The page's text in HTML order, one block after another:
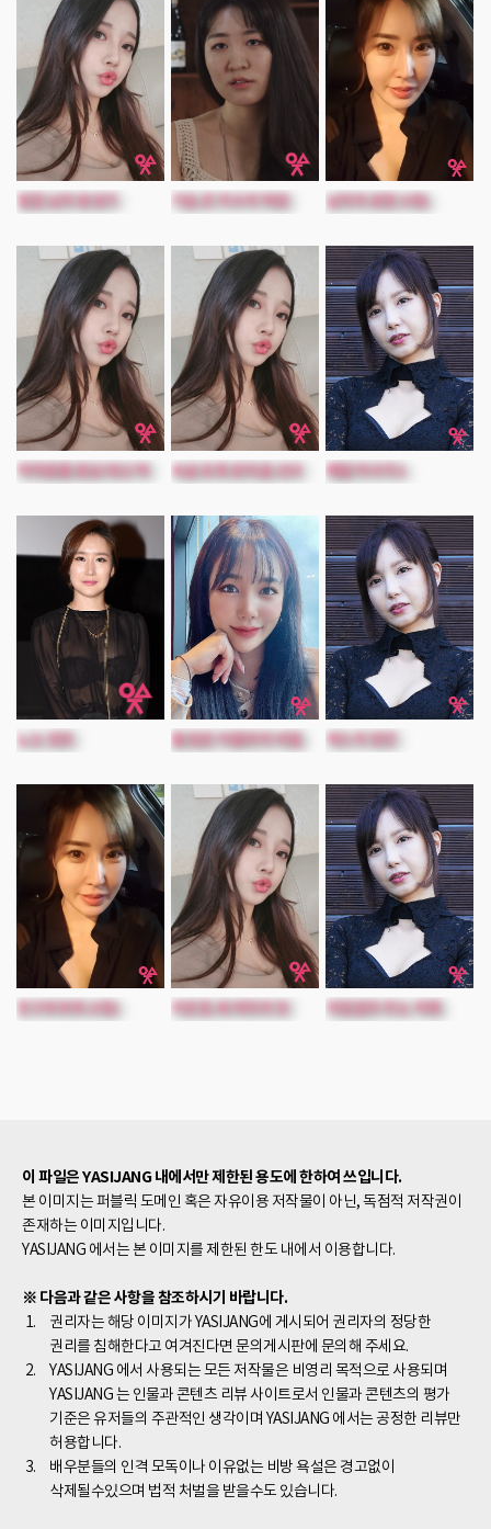
옆집 남자 왕성기 가슴 큰 지수의 떡방 남자의 로망 2대1
여직원들 점심 대신 떡 속살 유혹 둔덕골 선녀 배달 마사지2
노는 장모 물 많은 아줌마의 비밀 섹스의 장인
친구부부와 2대2 이웃집 세 여자의 맛 아낌없이 주는 처제
이 파일은 YASIJANG 내에서만 제한된 용도에 한하여 쓰입니다.
본 이미지는 퍼블릭 도메인 혹은 자유이용 저작물이 아닌, 독점적 저작권이
존재하는 이미지입니다.
YASIJANG 에서는 본 이미지를 제한된 한도 내에서 이용합니다.
※ 다음과 같은 사항을 참조하시기 바랍니다.
권리자는 해당 이미지가 YASIJANG에 게시되어 권리자의 정당한
권리를 침해한다고 여겨진다면 문의게시판에 문의해 주세요.
YASIJANG 에서 사용되는 모든 저작물은 비영리 목적으로 사용되며
YASIJANG 는 인물과 콘텐츠 리뷰 사이트로서 인물과 콘텐츠의 평가
기준은 유저들의 주관적인 생각이며 YASIJANG 에서는 공정한 리뷰만
허용합니다.
배우분들의 인격 모독이나 이유없는 비방 욕설은 경고없이
삭제될수있으며 법적 처벌을 받을수도 있습니다.